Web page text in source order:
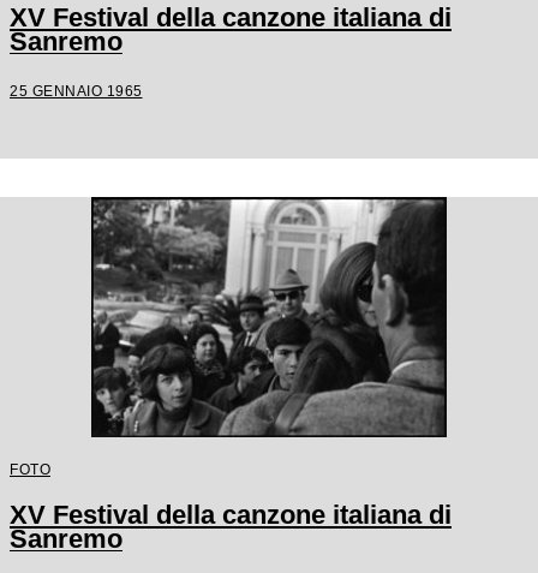
XV Festival della canzone italiana di
Sanremo
25 GENNAIO 1965
FOTO
XV Festival della canzone italiana di
Sanremo